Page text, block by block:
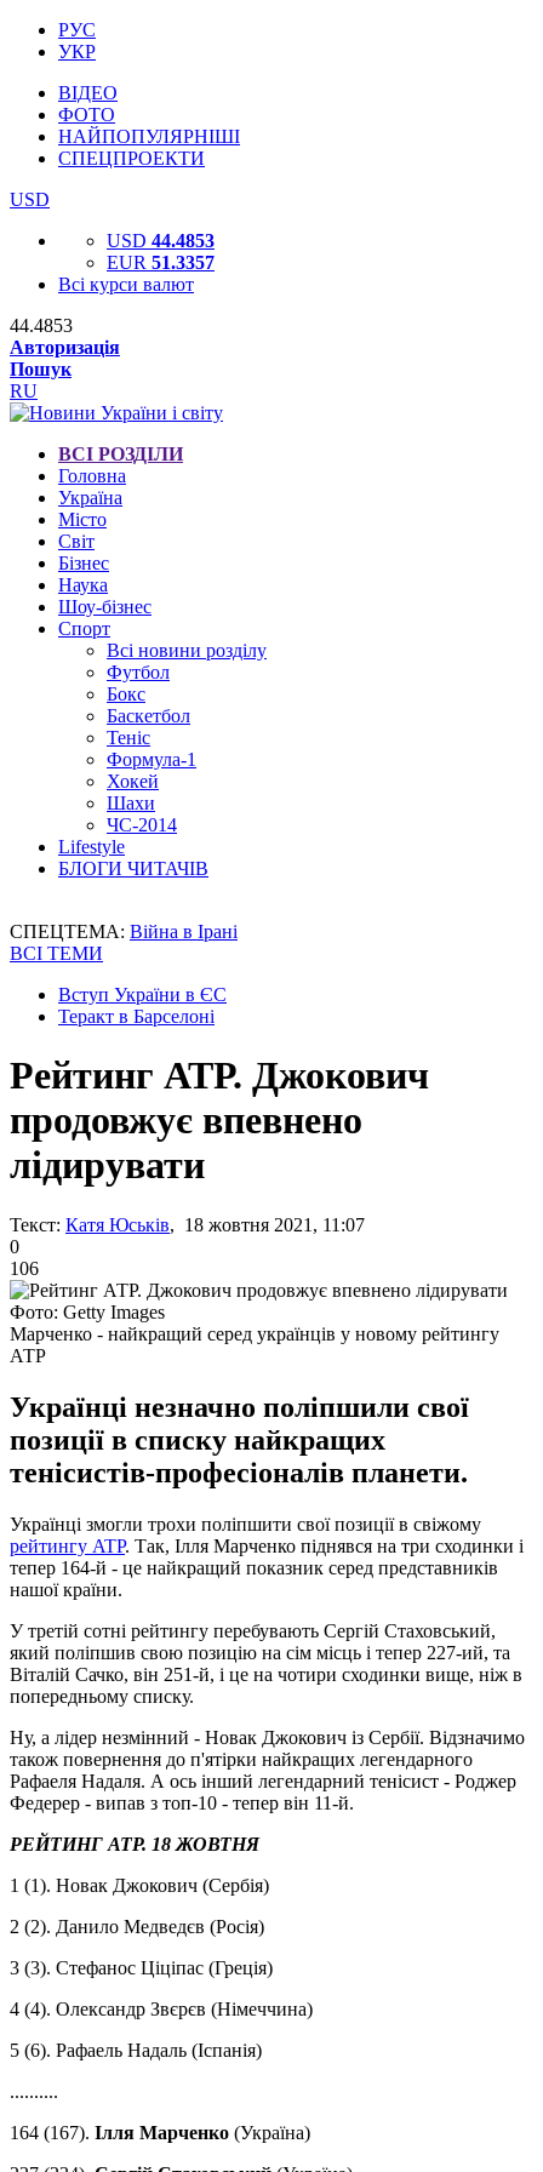
РУС
УКР
ВІДЕО
ФОТО
НАЙПОПУЛЯРНІШІ
СПЕЦПРОЕКТИ
USD
USD 44.4853
EUR 51.3357
Всі курси валют
44.4853
Авторизація
Пошук
RU
ВСІ РОЗДІЛИ
Головна
Україна
Місто
Світ
Бізнес
Наука
Шоу-бізнес
Спорт
Всі новини розділу
Футбол
Бокс
Баскетбол
Теніс
Формула-1
Хокей
Шахи
ЧС-2014
Lifestyle
БЛОГИ ЧИТАЧІВ
СПЕЦТЕМА: Війна в Ірані
ВСІ ТЕМИ
Вступ України в ЄС
Теракт в Барселоні
Рейтинг АТР. Джокович
продовжує впевнено
лідирувати
Текст: Катя Юськів, 18 жовтня 2021, 11:07
0
106
Фото: Getty Images
Марченко - найкращий серед українців у новому рейтингу
АТР
Українці незначно поліпшили свої
позиції в списку найкращих
тенісистів-професіоналів планети.
Українці змогли трохи поліпшити свої позиції в свіжому
рейтингу ATP. Так, Ілля Марченко піднявся на три сходинки і
тепер 164-й - це найкращий показник серед представників
нашої країни.
У третій сотні рейтингу перебувають Сергій Стаховський,
який поліпшив свою позицію на сім місць і тепер 227-ий, та
Віталій Сачко, він 251-й, і це на чотири сходинки вище, ніж в
попередньому списку.
Ну, а лідер незмінний - Новак Джокович із Сербії. Відзначимо
також повернення до п'ятірки найкращих легендарного
Рафаеля Надаля. А ось інший легендарний тенісист - Роджер
Федерер - випав з топ-10 - тепер він 11-й.
РЕЙТИНГ ATP. 18 ЖОВТНЯ
1 (1). Новак Джокович (Сербія)
2 (2). Данило Медведєв (Росія)
3 (3). Стефанос Ціціпас (Греція)
4 (4). Олександр Звєрєв (Німеччина)
5 (6). Рафаель Надаль (Іспанія)
..........
164 (167). Ілля Марченко (Україна)